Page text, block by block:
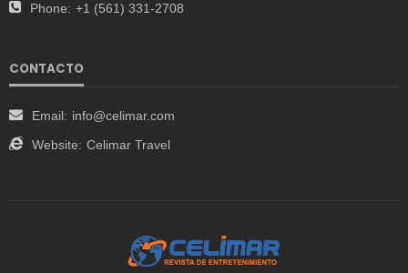
Phone: +1 (561) 331-2708
CONTACTO
Email: info@celimar.com
Website: Celimar Travel